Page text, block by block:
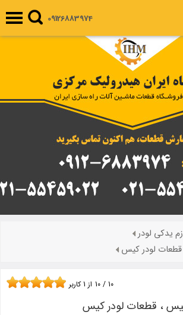
09126883974
یدکی لودر
قطعات لودر کیس
، قطعات لودر کیس
10 / 10 از 1کاربر